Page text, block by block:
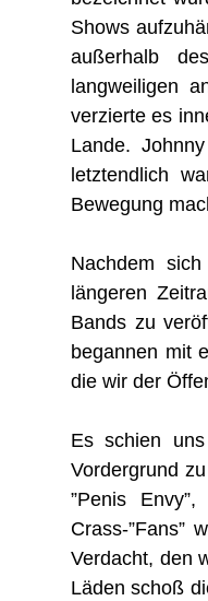
Shows
außerhalb
langweiligen
verzierte es
Lande.
letztendlich
Bewegung
Nachdem
längeren
Bands zu
begannen mit
die wir der
Es schien
Vordergrund
”Penis
Crass-”Fans”
Verdacht, den
Läden schoß